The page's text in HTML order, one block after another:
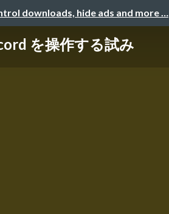
downloads, hide ads and more …
を操作する試み